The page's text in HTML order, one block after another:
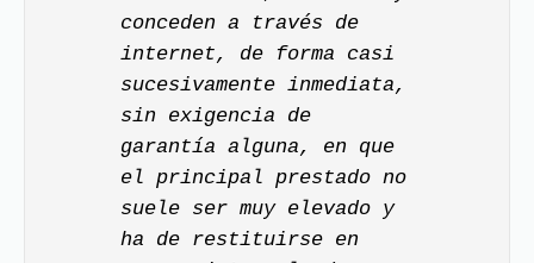
conceden a través de
internet, de forma casi
sucesivamente inmediata,
sin exigencia de
garantía alguna, en que
el principal prestado no
suele ser muy elevado y
ha de restituirse en